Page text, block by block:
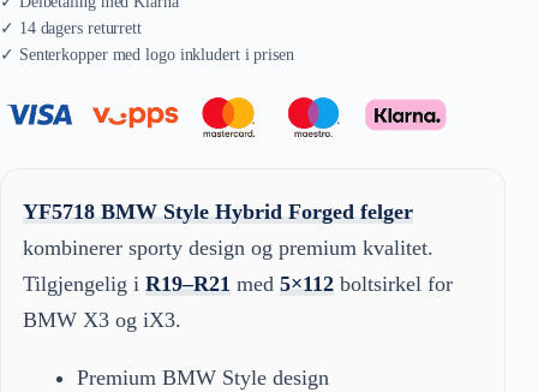
YF5718 BMW Style Hybrid Forged felger
kombinerer sporty design og premium kvalitet.
Tilgjengelig i R19–R21 med 5×112 boltsirkel for
BMW X3 og iX3.
Premium BMW Style design